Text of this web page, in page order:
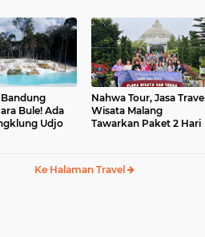
Bule! Ada
Udjo
Nahwa Tour, Jasa Travel
Wisata Malang
Tawarkan Paket 2 Hari
Ke Halaman Travel